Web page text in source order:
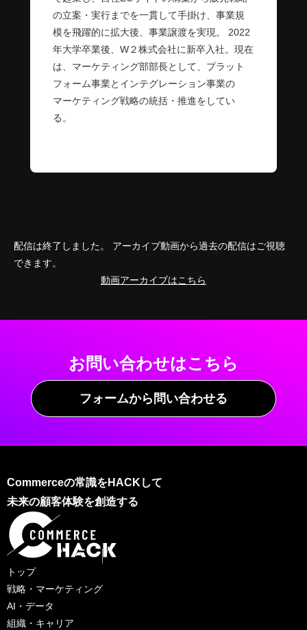
の立案・実行までを一貫して手掛け、事業規
模を飛躍的に拡大後、事業譲渡を実現。 2022
年大学卒業後、W２株式会社に新卒入社。現在
は、マーケティング部部長として、プラット
フォーム事業とインテグレーション事業の
マーケティング戦略の統括・推進をしてい
る。
配信は終了しました。 アーカイブ動画から過去の配信はご視聴
できます。
動画アーカイブはこちら
お問い合わせはこちら
フォームから問い合わせる
Commerceの常識をHACKして
未来の顧客体験を創造する
トップ
戦略・マーケティング
AI・データ
組織・キャリア